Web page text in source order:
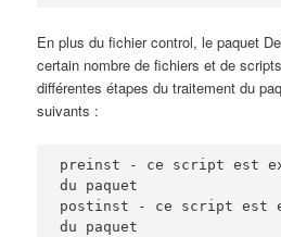
En plus du fichier control, le paquet
certain nombre de fichiers et de
différentes étapes du traitement du
suivants :
preinst - ce script est
du paquet
postinst - ce script est
du paquet